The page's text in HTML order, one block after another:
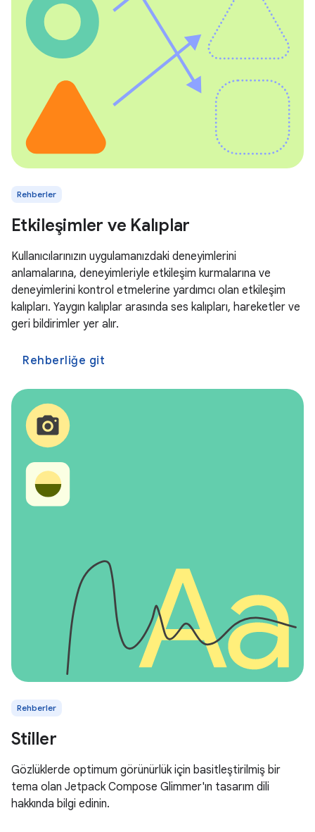
Rehberler
Etkileşimler ve Kalıplar
Kullanıcılarınızın uygulamanızdaki deneyimlerini
anlamalarına, deneyimleriyle etkileşim kurmalarına ve
deneyimlerini kontrol etmelerine yardımcı olan etkileşim
kalıpları. Yaygın kalıplar arasında ses kalıpları, hareketler ve
geri bildirimler yer alır.
Rehberliğe git
Rehberler
Stiller
Gözlüklerde optimum görünürlük için basitleştirilmiş bir
tema olan Jetpack Compose Glimmer'ın tasarım dili
hakkında bilgi edinin.